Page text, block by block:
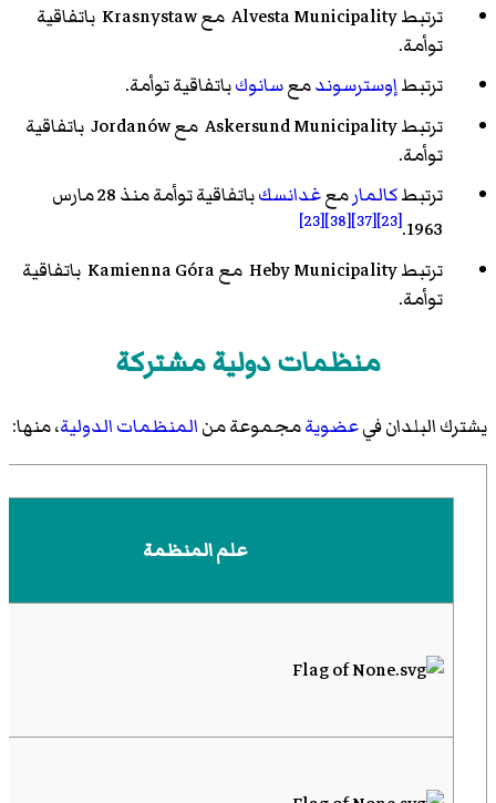
ترتبط Alvesta Municipality مع Krasnystaw باتفاقية
توأمة.
ترتبطإوسترسوندمعسانوكباتفاقية توأمة.
ترتبط Askersund Municipality مع Jordanów باتفاقية
توأمة.
ترتبطكالمارمعغدانسك
باتفاقية توأمة منذ 28 مارس
1963.
[23]
[37]
[38]
[23]
ترتبط Heby Municipality مع Kamienna Góra باتفاقية
توأمة.
منظمات دولية مشتركة
يشترك البلدان فيعضويةمجموعة منالمنظمات الدولية، منها:
علم المنظمة